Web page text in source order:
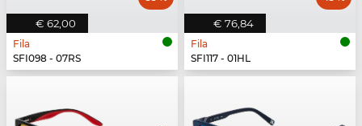
€ 62,00
Fila
SFI098 - 07RS
€ 76,84
Fila
SFI117 - 01HL